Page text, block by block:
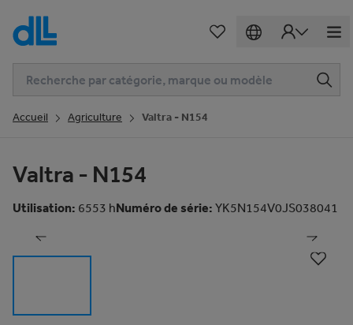
Accueil Agriculture Valtra - N154
Valtra - N154
Utilisation: 6553 hNuméro de série: YK5N154V0JS038041